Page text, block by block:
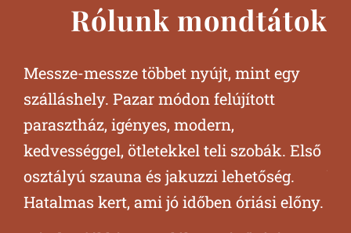
Rólunk mondtátok
Messze-messze többet nyújt, mint egy
szálláshely. Pazar módon felújított
parasztház, igényes, modern,
kedvességgel, ötletekkel teli szobák. Első
osztályú szauna és jakuzzi lehetőség.
Hatalmas kert, ami jó időben óriási előny.